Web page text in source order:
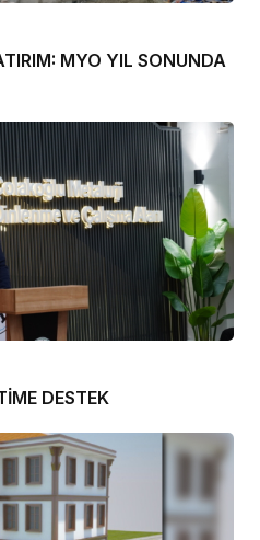
MYO YIL SONUNDA
DESTEK